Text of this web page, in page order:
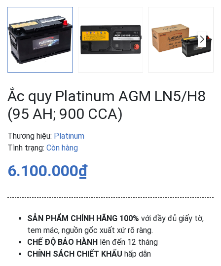
Ắc quy Platinum AGM LN5/H8
(95 AH; 900 CCA)
Thương hiệu: Platinum
Tình trạng: Còn hàng
6.100.000₫
SẢN PHẨM CHÍNH HÃNG 100% với đầy đủ giấy tờ,
tem mác, nguồn gốc xuất xứ rõ ràng.
CHẾ ĐỘ BẢO HÀNH lên đến 12 tháng
CHÍNH SÁCH CHIẾT KHẤU hấp dẫn